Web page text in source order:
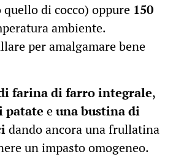
quello di cocco) oppure 150
ambiente.
per amalgamare bene
farina di farro integrale,
patate euna bustina di
dando ancora una frullatina
un impasto omogeneo.